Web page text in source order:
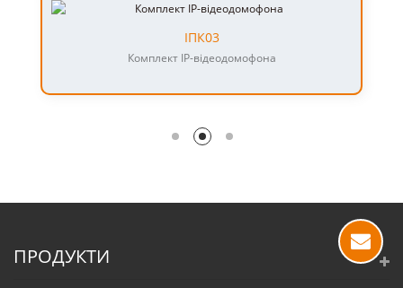
ІПК03
Комплект IP-відеодомофона
ПРОДУКТИ